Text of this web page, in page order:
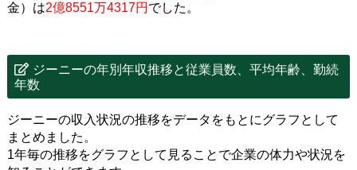
金）は2億8551万4317円 でした。
ジーニーの年別年収推移と従業員数、平均年齢、勤続
年数
ジーニーの収入状況の推移をデータをもとにグラフとして
まとめました。
1年毎の推移をグラフとして見ることで企業の体力や状況を